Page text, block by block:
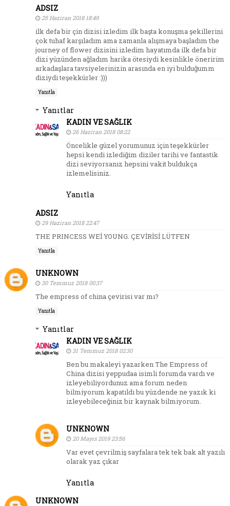
ADSIZ
25 Haziran 2018 18:49
ilk defa bir çin dizisi izledim ilk başta konuşma şekillerini
çok tuhaf karşıladım ama zamanla alışmaya başladım the
journey of flower dizisini izledim hayatımda ilk defa bir
dizi yüzünden ağladım harika ötesiydi kesinlikle öneririm
arkadaşlara tavsiyelerinizin arasında en iyi bulduğumm
diziydi teşekkürler :)))
Yanıtla
Yanıtlar
KADIN VE SAĞLIK
26 Haziran 2018 08:22
Öncelikle güzel yorumunuz için teşekkürler
hepsi kendi izlediğim diziler tarihi ve fantastik
dizi seviyorsanız hepsini vakit buldukça
izlemelisiniz.
Yanıtla
ADSIZ
29 Haziran 2018 22:47
THE PRINCESS WEİ YOUNG. ÇEVİRİSİ LÜTFEN
Yanıtla
UNKNOWN
30 Temmuz 2018 00:37
The empress of china çevirisi var mı?
Yanıtla
Yanıtlar
KADIN VE SAĞLIK
31 Temmuz 2018 02:30
Ben bu makaleyi yazarken The Empress of
China dizisi yeppudaa isimli forumda vardı ve
izleyebiliyordunuz ama forum neden
bilmiyorum kapatıldı bu yüzdende ne yazık ki
izleyebileceğiniz bir kaynak bilmiyorum.
UNKNOWN
20 Mayıs 2019 23:56
Var evet çevrilmiş sayfalara tek tek bak alt yazılı
olarak yaz çıkar
Yanıtla
UNKNOWN